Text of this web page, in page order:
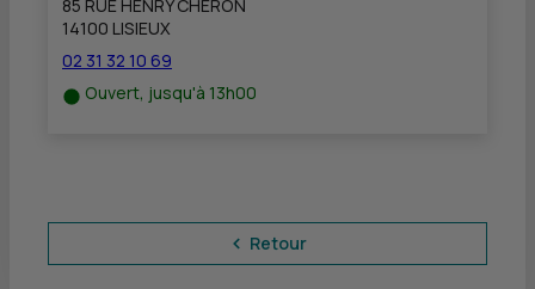
85 RUE HENRY CHERON
14100 LISIEUX
02 31 32 10 69
Ouvert, jusqu'à 13h00
Retour